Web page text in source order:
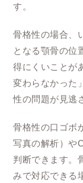
す。
骨格性の場合、
となる顎骨の位
得にくいことが
変わらなかった
性の問題が見逃
骨格性の口ゴボ
写真の解析）や
判断できます。
みで対応できる